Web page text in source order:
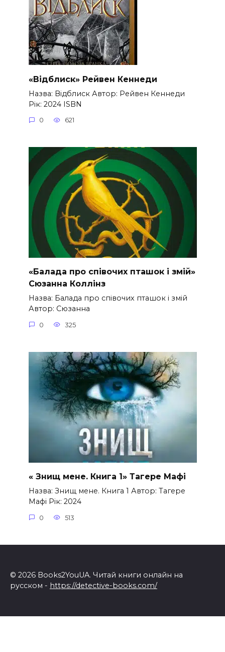
«Відблиск» Рейвен Кеннеди
Назва: Відблиск Автор: Рейвен Кеннеди
Рік: 2024 ISBN
0 621
«Балада про співочих пташок і змій»
Сюзанна Коллінз
Назва: Балада про співочих пташок і змій
Автор: Сюзанна
0 325
« Знищ мене. Книга 1» Тагере Мафі
Назва: Знищ мене. Книга 1 Автор: Тагере
Мафі Рік: 2024
0 513
© 2026 Books2YouUA. Читай книги онлайн на
русском - https://detective-books.com/